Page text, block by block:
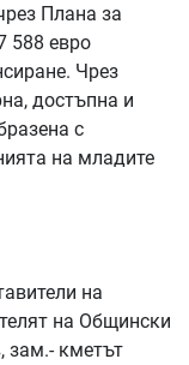
Плана за
588 евро
Чрез
достъпна и
с
на младите
на
на Общински
зам.- кметът